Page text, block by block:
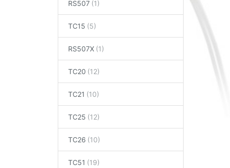
RS507
TC15
RS507X
TC20
TC21
TC25
TC26
TC51